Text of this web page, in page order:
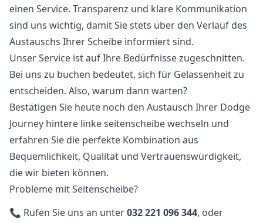
einen Service. Transparenz und klare Kommunikation
sind uns wichtig, damit Sie stets über den Verlauf des
Austauschs Ihrer Scheibe informiert sind.
Unser Service ist auf Ihre Bedürfnisse zugeschnitten.
Bei uns zu buchen bedeutet, sich für Gelassenheit zu
entscheiden. Also, warum dann warten?
Bestätigen Sie heute noch den Austausch Ihrer Dodge
Journey hintere linke seitenscheibe wechseln und
erfahren Sie die perfekte Kombination aus
Bequemlichkeit, Qualität und Vertrauenswürdigkeit,
die wir bieten können.
Probleme mit Seitenscheibe?
📞 Rufen Sie uns an unter032 221 096 344, oder